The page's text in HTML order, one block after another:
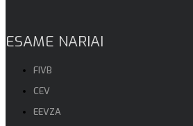
ESAME NARIAI
FIVB
CEV
EEVZA